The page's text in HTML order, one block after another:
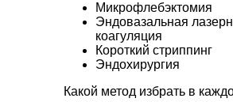
Микрофлебэктомия
Эндовазальная
коагуляция
Короткий стриппинг
Эндохирургия
Какой метод избрать в